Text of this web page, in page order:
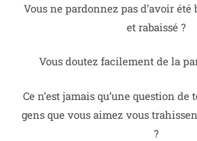
Vous ne pardonnez pas d’avoir été
et rabaissé ?
Vous doutez facilement de la
Ce n’est jamais qu’une question
gens que vous aimez vous
?